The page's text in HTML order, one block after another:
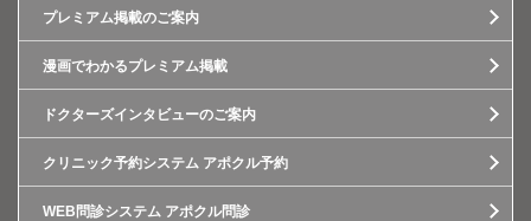
プレミアム掲載のご案内
漫画でわかるプレミアム掲載
ドクターズインタビューのご案内
クリニック予約システム アポクル予約
WEB問診システム アポクル問診